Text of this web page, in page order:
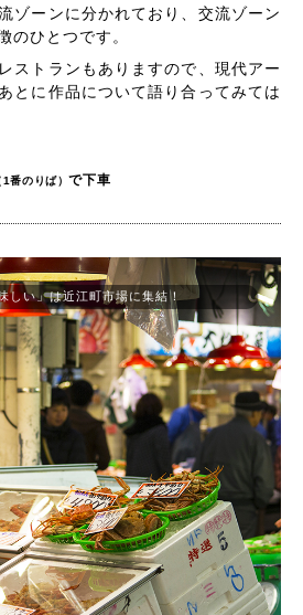
ゾーンに分かれており、交流ゾーン
のひとつです。
ストランもありますので、現代アー
とに作品について語り合ってみては
1番のりば）で下車
しい」は近江町市場に集結！